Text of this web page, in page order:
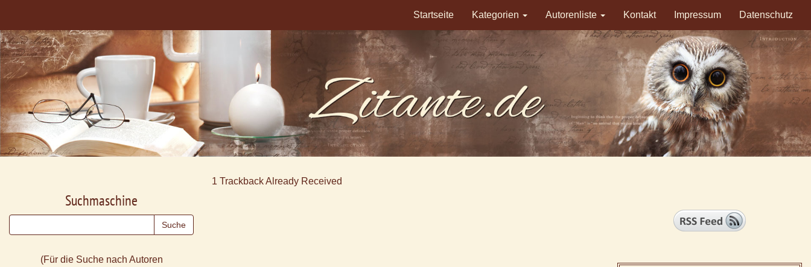
Startseite Kategorien Autorenliste Kontakt Impressum Datenschutz
1 Trackback Already Received
Suchmaschine
(Für die Suche nach Autoren